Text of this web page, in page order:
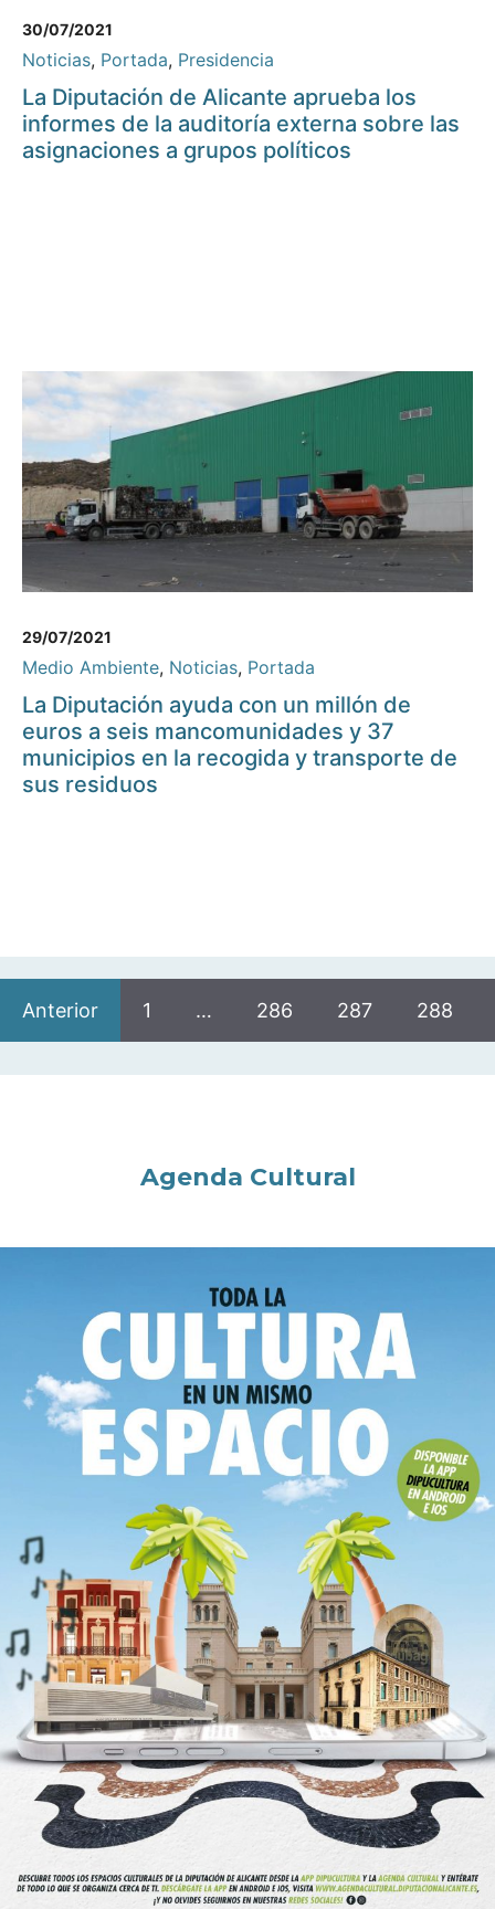
30/07/2021
Noticias, Portada, Presidencia
La Diputación de Alicante aprueba los
informes de la auditoría externa sobre las
asignaciones a grupos políticos
29/07/2021
Medio Ambiente, Noticias, Portada
La Diputación ayuda con un millón de
euros a seis mancomunidades y 37
municipios en la recogida y transporte de
sus residuos
Anterior 1 … 286 287 288
Agenda Cultural